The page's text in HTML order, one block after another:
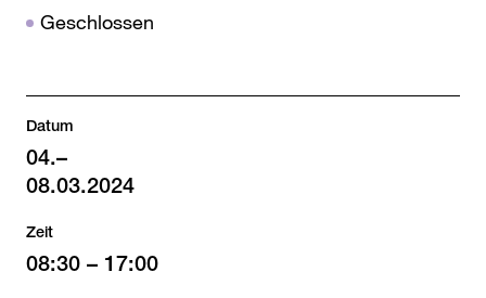
Geschlossen
Datum
04.–
08.03.2024
Zeit
08:30 – 17:00